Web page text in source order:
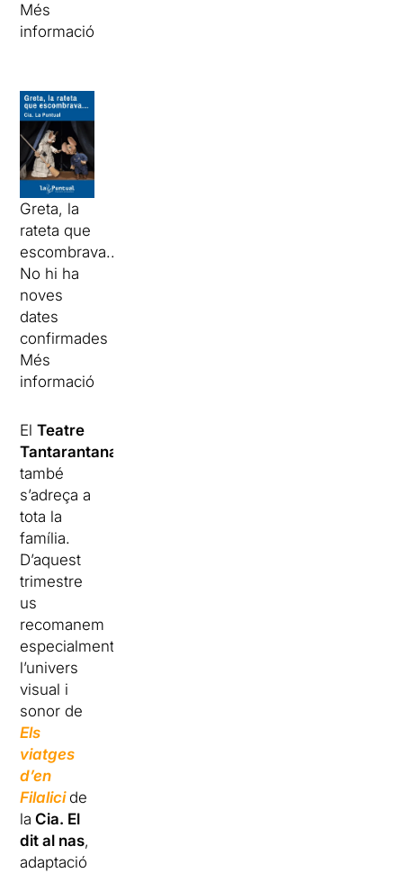
Més
informació
Greta, la
rateta que
escombrava...
No hi ha
noves
dates
confirmades
Més
informació
ElTeatre
Tantarantana
també
s’adreça a
tota la
família.
D’aquest
trimestre
us
recomanem
especialment
l’univers
visual i
sonor de
Els
viatges
d’en
Filalici de
la Cia. El
dit al nas,
adaptació